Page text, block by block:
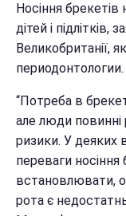
Носіння брекетів
дітей і
Великобританії,
периодонтологии.
“Потреба в
але люди повинні
ризики. У деяких
переваги носіння
встановлювати,
рота є